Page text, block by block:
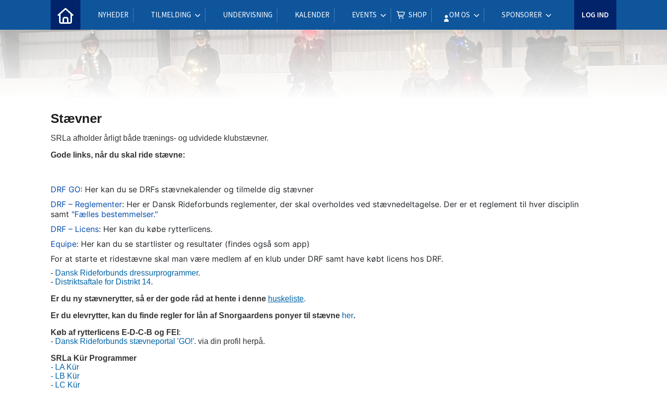
NYHEDER TILMELDING UNDERVISNING KALENDER EVENTS SHOP OM OS SPONSORER LOG IND
Stævner
SRLa afholder årligt både trænings- og udvidede klubstævner.
Gode links, når du skal ride stævne:
DRF GO: Her kan du se DRFs stævnekalender og tilmelde dig stævner
DRF – Reglementer: Her er Dansk Rideforbunds reglementer, der skal overholdes ved stævnedeltagelse. Der er et reglement til hver disciplin
samt "Fælles bestemmelser."
DRF – Licens: Her kan du købe rytterlicens.
Equipe: Her kan du se startlister og resultater (findes også som app)
For at starte et ridestævne skal man være medlem af en klub under DRF samt have købt licens hos DRF.
- Dansk Rideforbunds dressurprogrammer.
- Distriktsaftale for Distrikt 14.
Er du ny stævnerytter, så er der gode råd at hente i denne huskeliste.
Er du elevrytter, kan du finde regler for lån af Snorgaardens ponyer til stævne her.
Køb af rytterlicens E-D-C-B og FEI :
- Dansk Rideforbunds stævneportal 'GO!'. via din profil herpå.
SRLa Kür Programmer
- LA Kür
- LB Kür
- LC Kür